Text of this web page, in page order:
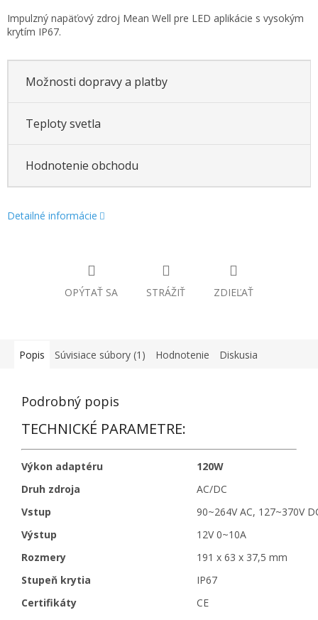
Impulzný napäťový zdroj Mean Well pre LED aplikácie s vysokým
krytím IP67.
Možnosti dopravy a platby
Teploty svetla
Hodnotenie obchodu
Detailné informácie
OPÝTAŤ SA STRÁŽIŤ ZDIEĽAŤ
Popis Súvisiace súbory (1) Hodnotenie Diskusia
Podrobný popis
TECHNICKÉ PARAMETRE:
Výkon adaptéru
120W
Druh zdroja
AC/DC
Vstup
90~264V AC, 127~370V
Výstup
12V 0~10A
Rozmery
191 x 63 x 37,5 mm
Stupeň krytia
IP67
Certifikáty
CE